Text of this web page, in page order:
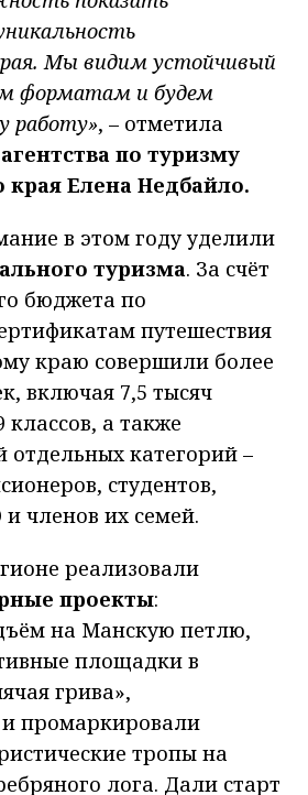
Мы видим устойчивый
форматам и будем
работу», – отметила
по туризму
края Елена Недбайло.
в этом году уделили
туризма. За счёт
бюджета по
путешествия
краю совершили более
включая 7,5 тысяч
а также
отдельных категорий –
студентов,
членов их семей.
реализовали
проекты:
на Манскую петлю,
площадки в
грива»,
и промаркировали
тропы на
лога. Дали старт